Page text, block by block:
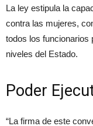
La ley estipula la
contra las mujeres,
todos los funcionarios
niveles del Estado.
Poder
“La firma de este